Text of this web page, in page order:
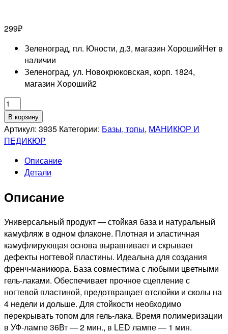
299₽
Зеленоград, пл. Юности, д.3, магазин ХорошийНет в
наличии
Зеленоград, ул. Новокрюковская, корп. 1824,
магазин Хороший2
Количество
товара
RUNAIL
Каучуковая
база
для
лака,
№3935
В корзину
Артикул: 3935 Категории: Базы, топы, МАНИКЮР И
ПЕДИКЮР
Описание
Детали
Описание
Универсальный продукт — стойкая база и натуральный
камуфляж в одном флаконе. Плотная и эластичная
камуфлирующая основа выравнивает и скрывает
дефекты ногтевой пластины. Идеальна для создания
френч-маникюра. База совместима с любыми цветными
гель-лаками. Обеспечивает прочное сцепление с
ногтевой пластиной, предотвращает отслойки и сколы на
4 недели и дольше. Для стойкости необходимо
перекрывать топом для гель-лака. Время полимеризации
в УФ-лампе 36Вт — 2 мин., в LED лампе — 1 мин.